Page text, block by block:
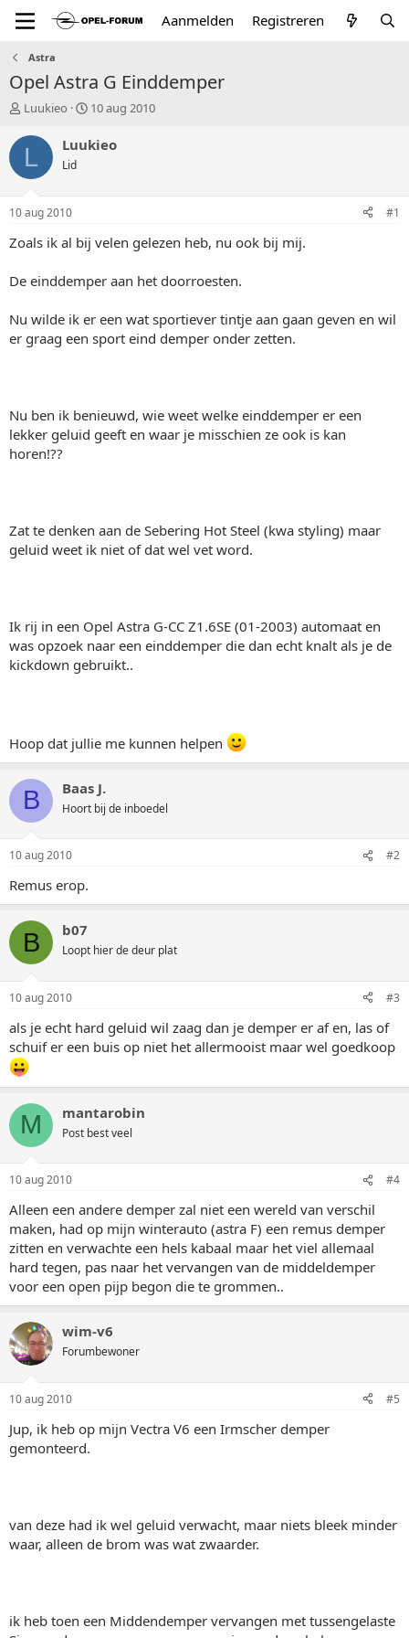
Aanmelden Registreren
Astra
Opel Astra G Einddemper
T
p
a
r
r
Luukieo
S
a
u
m
10 aug 2010
L Luukieo
Lid
10 aug 2010 #1
Zoals ik al bij velen gelezen heb, nu ook bij mij.
De einddemper aan het doorroesten.
Nu wilde ik er een wat sportiever tintje aan gaan geven en wil
er graag een sport eind demper onder zetten.
Nu ben ik benieuwd, wie weet welke einddemper er een
lekker geluid geeft en waar je misschien ze ook is kan
horen!??
Zat te denken aan de Sebering Hot Steel (kwa styling) maar
geluid weet ik niet of dat wel vet word.
Ik rij in een Opel Astra G-CC Z1.6SE (01-2003) automaat en
was opzoek naar een einddemper die dan echt knalt als je de
kickdown gebruikt..
Hoop dat jullie me kunnen helpen
B Baas J.
Hoort bij de inboedel
10 aug 2010 #2
Remus erop.
B b07
Loopt hier de deur plat
10 aug 2010 #3
als je echt hard geluid wil zaag dan je demper er af en, las of
schuif er een buis op niet het allermooist maar wel goedkoop
M mantarobin
Post best veel
10 aug 2010 #4
Alleen een andere demper zal niet een wereld van verschil
maken, had op mijn winterauto (astra F) een remus demper
zitten en verwachte een hels kabaal maar het viel allemaal
hard tegen, pas naar het vervangen van de middeldemper
voor een open pijp begon die te grommen..
wim-v6
Forumbewoner
10 aug 2010 #5
Jup, ik heb op mijn Vectra V6 een Irmscher demper
gemonteerd.
van deze had ik wel geluid verwacht, maar niets bleek minder
waar, alleen de brom was wat zwaarder.
ik heb toen een Middendemper vervangen met tussengelaste